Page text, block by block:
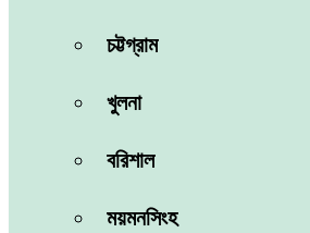
চট্টগ্রাম
খুলনা
বরিশাল
ময়মনসিংহ